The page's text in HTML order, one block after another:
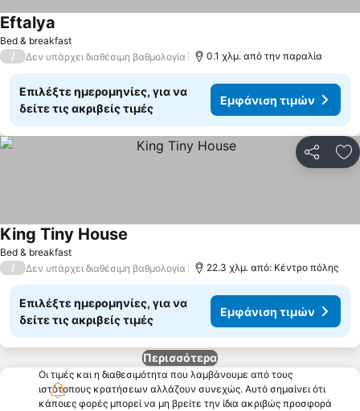
Bed & breakfast
Eftalya
/ Δεν υπάρχει διαθέσιμη βαθμολογία 0.1 χλμ. από την παραλία
Επιλέξτε ημερομηνίες, για να
δείτε τις ακριβείς τιμές
Εμφάνιση τιμών
Bed & breakfast
King Tiny House
/ Δεν υπάρχει διαθέσιμη βαθμολογία 22.3 χλμ. από: Κέντρο πόλης
Επιλέξτε ημερομηνίες, για να
δείτε τις ακριβείς τιμές
Εμφάνιση τιμών
Περισσότερα
Οι τιμές και η διαθεσιμότητα που λαμβάνουμε από τους
ιστότοπους κρατήσεων αλλάζουν συνεχώς. Αυτό σημαίνει ότι
κάποιες φορές μπορεί να μη βρείτε την ίδια ακριβώς προσφορά